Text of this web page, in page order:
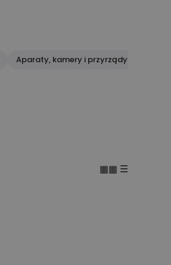
Aparaty, kamery i przyrządy optyczne
▦▦ ☰